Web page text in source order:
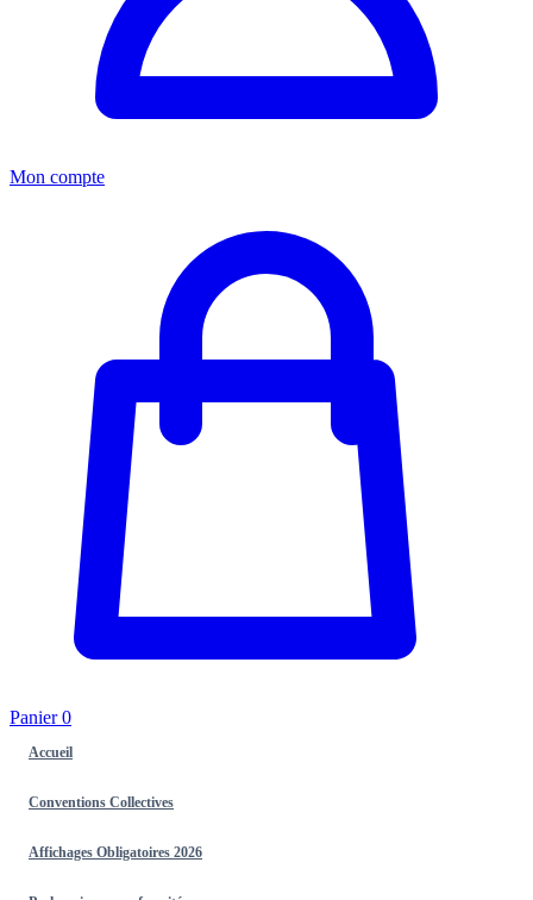
Mon compte
Panier0
Accueil
Conventions Collectives
Affichages Obligatoires 2026